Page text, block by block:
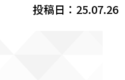
投稿日： 25.07.26